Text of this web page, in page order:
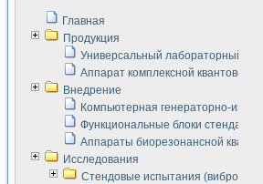
Главная
Продукция
Универсальный лабораторный
Аппарат комплексной квантовой
Внедрение
Компьютерная генераторно-
Функциональные блоки стенда
Аппараты биорезонансной
Исследования
Стендовые испытания